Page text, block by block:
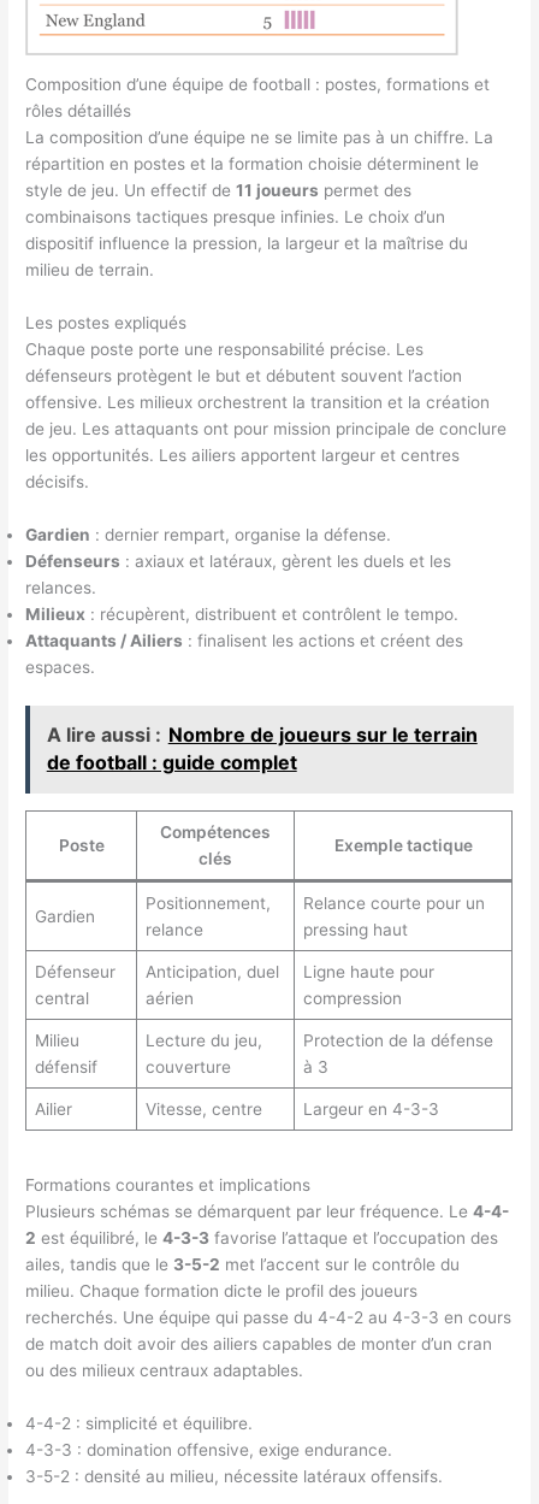
Composition d’une équipe de football : postes, formations et
rôles détaillés
La composition d’une équipe ne se limite pas à un chiffre. La
répartition en postes et la formation choisie déterminent le
style de jeu. Un effectif de11 joueurs permet des
combinaisons tactiques presque infinies. Le choix d’un
dispositif influence la pression, la largeur et la maîtrise du
milieu de terrain.
Les postes expliqués
Chaque poste porte une responsabilité précise. Les
défenseurs protègent le but et débutent souvent l’action
offensive. Les milieux orchestrent la transition et la création
de jeu. Les attaquants ont pour mission principale de conclure
les opportunités. Les ailiers apportent largeur et centres
décisifs.
Gardien : dernier rempart, organise la défense.
Défenseurs : axiaux et latéraux, gèrent les duels et les
relances.
Milieux : récupèrent, distribuent et contrôlent le tempo.
Attaquants / Ailiers : finalisent les actions et créent des
espaces.
A lire aussi : Nombre de joueurs sur le terrain
de football : guide complet
Poste
Compétences
clés
Exemple tactique
Gardien
Positionnement,
relance
Relance courte pour un
pressing haut
Défenseur
central
Anticipation, duel
aérien
Ligne haute pour
compression
Milieu
défensif
Lecture du jeu,
couverture
Protection de la défense
à 3
Ailier Vitesse, centre Largeur en 4-3-3
Formations courantes et implications
Plusieurs schémas se démarquent par leur fréquence. Le4-4-
2 est équilibré, le4-3-3 favorise l’attaque et l’occupation des
ailes, tandis que le 3-5-2 met l’accent sur le contrôle du
milieu. Chaque formation dicte le profil des joueurs
recherchés. Une équipe qui passe du 4-4-2 au 4-3-3 en cours
de match doit avoir des ailiers capables de monter d’un cran
ou des milieux centraux adaptables.
4-4-2 : simplicité et équilibre.
4-3-3 : domination offensive, exige endurance.
3-5-2 : densité au milieu, nécessite latéraux offensifs.